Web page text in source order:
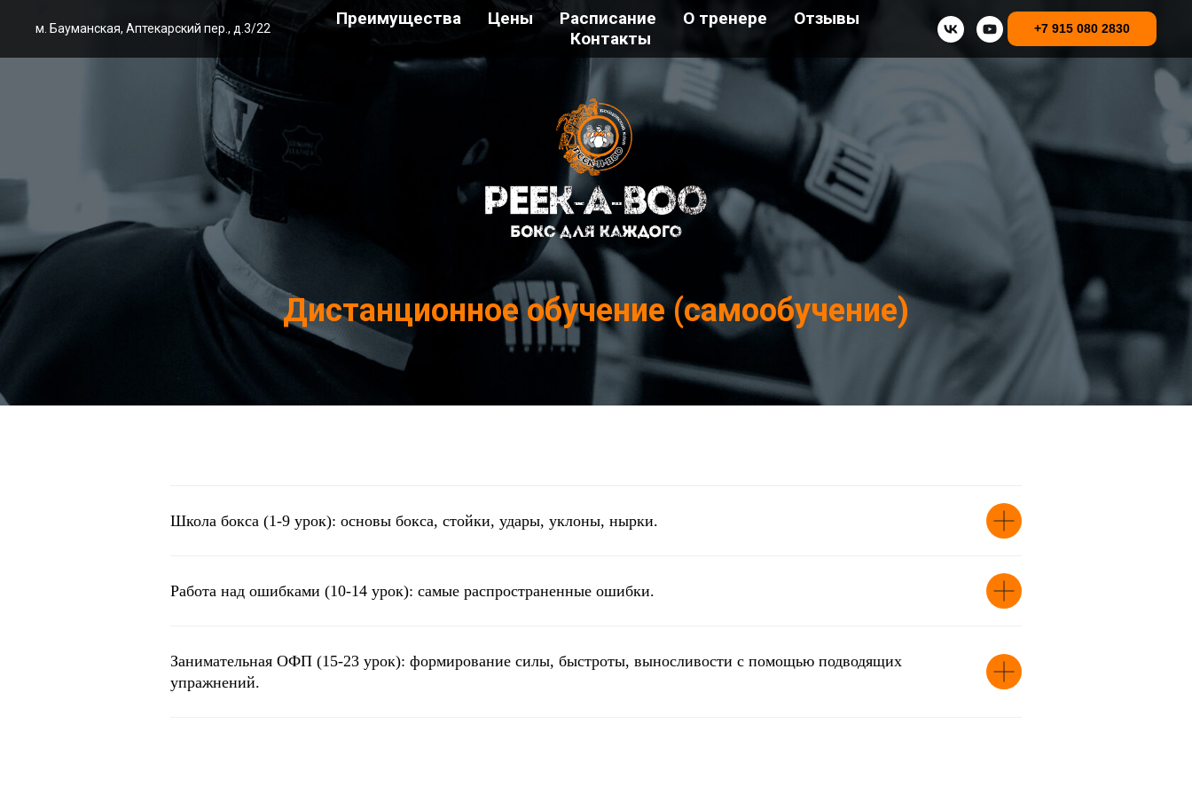
м. Бауманская, Аптекарский пер., д.3/22 Преимущества Цены Расписание О тренере
Отзывы
Контакты
+7 915 080 2830
Дистанционное обучение (самообучение)
Школа бокса (1-9 урок): основы бокса, стойки, удары, уклоны, нырки.
Работа над ошибками (10-14 урок): самые распространенные ошибки.
Занимательная ОФП (15-23 урок): формирование силы, быстроты, выносливости с помощью подводящих
упражнений.